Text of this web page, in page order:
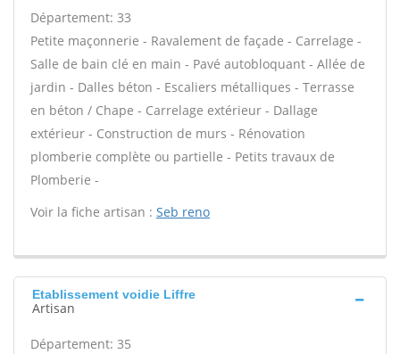
Département: 33
Petite maçonnerie - Ravalement de façade - Carrelage -
Salle de bain clé en main - Pavé autobloquant - Allée de
jardin - Dalles béton - Escaliers métalliques - Terrasse
en béton / Chape - Carrelage extérieur - Dallage
extérieur - Construction de murs - Rénovation
plomberie complète ou partielle - Petits travaux de
Plomberie -
Voir la fiche artisan : Seb reno
Etablissement voidie Liffre
Artisan
Département: 35